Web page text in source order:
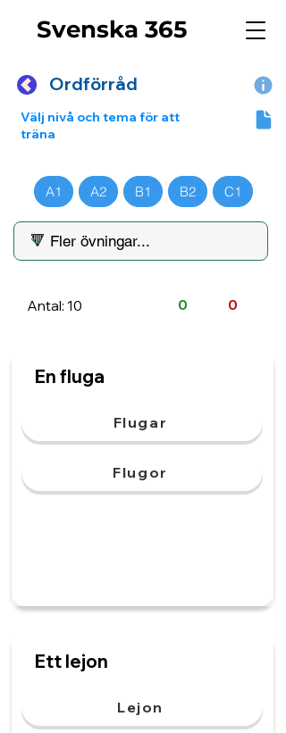
Svenska 365
Ordförråd
Välj nivå och tema för att
träna
A1 A2 B1 B2 C1
Antal: 10 0 0
En fluga
Flugar
Flugor
Ett lejon
Lejon